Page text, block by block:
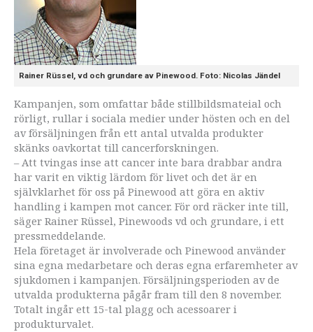
Rainer Rüssel, vd och grundare av Pinewood. Foto: Nicolas Jändel
Kampanjen, som omfattar både stillbildsmateial och
rörligt, rullar i sociala medier under hösten och en del
av försäljningen från ett antal utvalda produkter
skänks oavkortat till cancerforskningen.
– Att tvingas inse att cancer inte bara drabbar andra
har varit en viktig lärdom för livet och det är en
självklarhet för oss på Pinewood att göra en aktiv
handling i kampen mot cancer. För ord räcker inte till,
säger Rainer Rüssel, Pinewoods vd och grundare, i ett
pressmeddelande.
Hela företaget är involverade och Pinewood använder
sina egna medarbetare och deras egna erfaremheter av
sjukdomen i kampanjen. Försäljningsperioden av de
utvalda produkterna pågår fram till den 8 november.
Totalt ingår ett 15-tal plagg och acessoarer i
produkturvalet.